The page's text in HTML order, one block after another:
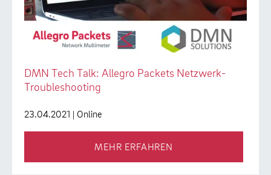
DMN Tech Talk: Allegro Packets Netzwerk-
Troubleshooting
23.04.2021 | Online
MEHR ERFAHREN